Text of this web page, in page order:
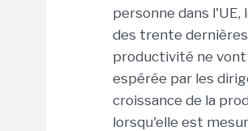
personne dans
des trente
productivité ne vont
espérée par les
croissance de la
lorsqu'elle est